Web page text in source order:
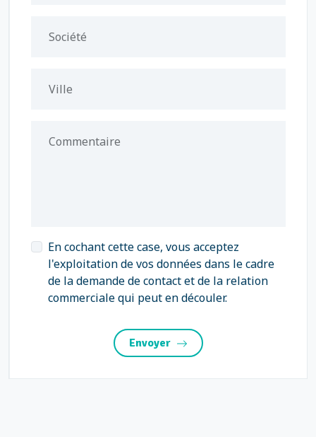
Société
Ville
Commentaire
En cochant cette case, vous acceptez
l'exploitation de vos données dans le cadre
de la demande de contact et de la relation
commerciale qui peut en découler.
Envoyer